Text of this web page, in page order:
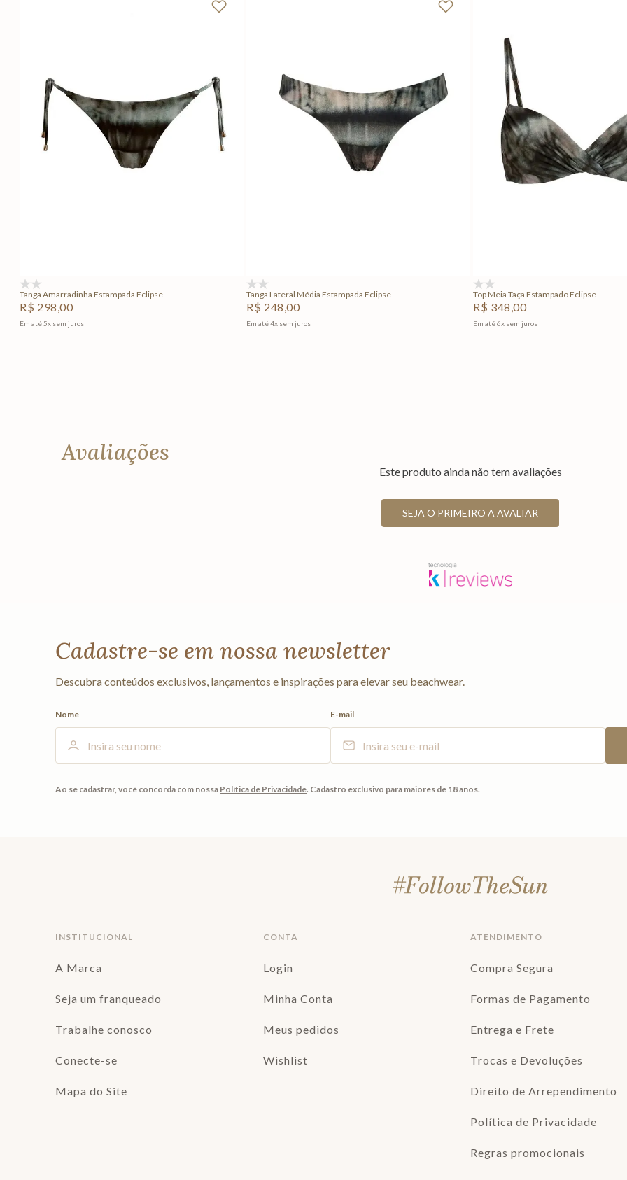
Tanga Amarradinha Estampada Eclipse
R$ 298,00
Em até 5x sem juros
Tanga Lateral Média Estampada Eclipse
R$ 248,00
Em até4x sem juros
Top Meia Taça Estampado Eclipse
R$ 348,00
Em até6x sem juros
Avaliações
Este produto ainda não tem avaliações
SEJA O PRIMEIRO A AVALIAR
Cadastre-se em nossa newsletter
Descubra conteúdos exclusivos, lançamentos e inspirações para elevar seu beachwear.
Nome E-mail
Ao se cadastrar, você concorda com nossa Política de Privacidade. Cadastro exclusivo para maiores de 18 anos.
INSTITUCIONAL
A Marca
Seja um franqueado
Trabalhe conosco
Conecte-se
Mapa do Site
CONTA
Login
Minha Conta
Meus pedidos
Wishlist
ATENDIMENTO
Compra Segura
Formas de Pagamento
Entrega e Frete
Trocas e Devoluções
Direito de Arrependimento
Política de Privacidade
Regras promocionais